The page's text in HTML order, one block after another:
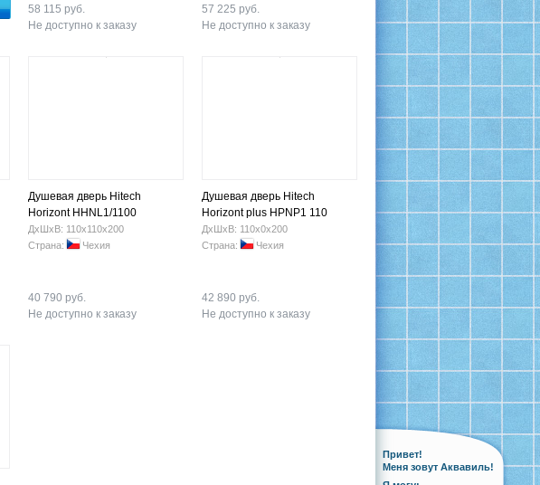
58 115 руб.
Не доступно к заказу
57 225 руб.
Не доступно к заказу
Душевая дверь Hitech
Horizont HHNL1/1100
ДхШхВ: 110х110х200
Страна:
Чехия
40 790 руб.
Не доступно к заказу
Душевая дверь Hitech
Horizont plus HPNP1 110
ДхШхВ: 110х0х200
Страна:
Чехия
42 890 руб.
Не доступно к заказу
Привет!
Меня зовут Аквавиль!